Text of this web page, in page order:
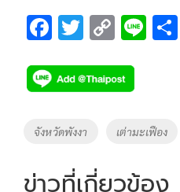
F
e
b
o
k
T
tt
er
C
p
y
Li
k
Li
Tags
จังหวัดพังงา เต่ามะเฟือง
ข่าวที่เกี่ยวข้อง